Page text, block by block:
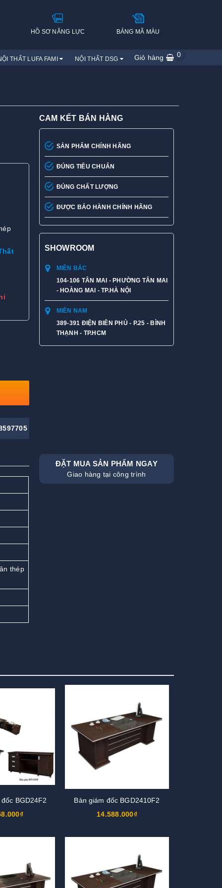
HỒ SƠ NĂNG LỰC BẢNG MÃ MÀU
THẤT LUFA FAMI NỘI THẤT DSG Giỏ hàng 0
CAM KẾT BÁN HÀNG
SẢN PHẨM CHÍNH HÃNG
ĐÚNG TIÊU CHUẨN
ĐÚNG CHẤT LƯỢNG
ĐƯỢC BẢO HÀNH CHÍNH HÃNG
SHOWROOM
MIỀN BẮC
104-106 TÂN MAI - PHƯỜNG TÂN MAI
- HOÀNG MAI - TP.HÀ NỘI
MIỀN NAM
389-391 ĐIỆN BIÊN PHỦ - P.25 - BÌNH
THẠNH - TP.HCM
thép
ĐẶT MUA SẢN PHẨM NGAY
Giao hàng tại công trình
BGD24F2
Bàn giám đốc BGD2410F2
14.588.000₫